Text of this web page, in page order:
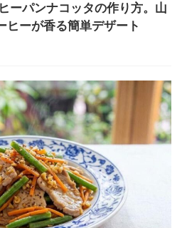
ーパンナコッタの作り方。山
ヒーが香る簡単デザート